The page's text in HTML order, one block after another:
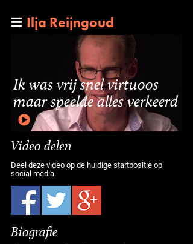
Ilja Reijngoud
Ik was vrij snel virtuoos
maar speelde alles verkeerd
Video delen
Deel deze video op de huidige startpositie op
social media.
Biografie